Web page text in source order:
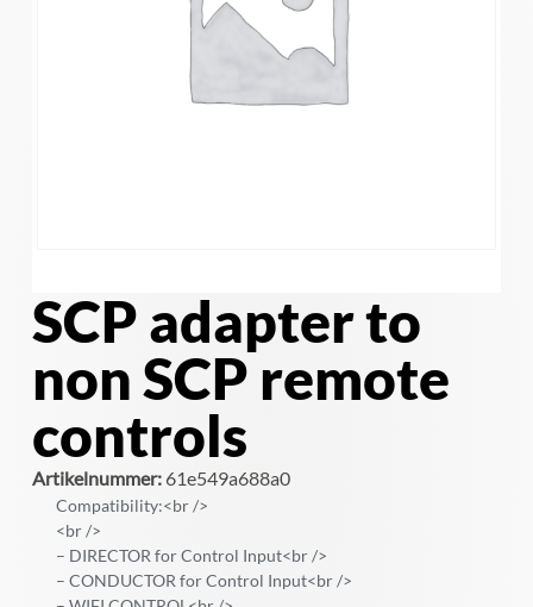
SCP adapter to
non SCP remote
controls
Artikelnummer:61e549a688a0
Compatibility:<br />
<br />
– DIRECTOR for Control Input<br />
– CONDUCTOR for Control Input<br />